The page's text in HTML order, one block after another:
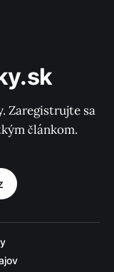
Zaregistrujte sa
článkom.